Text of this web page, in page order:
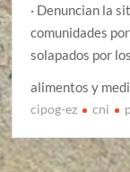
· Denuncian la
comunidades
solapados por
alimentos y
cipog-ez cni